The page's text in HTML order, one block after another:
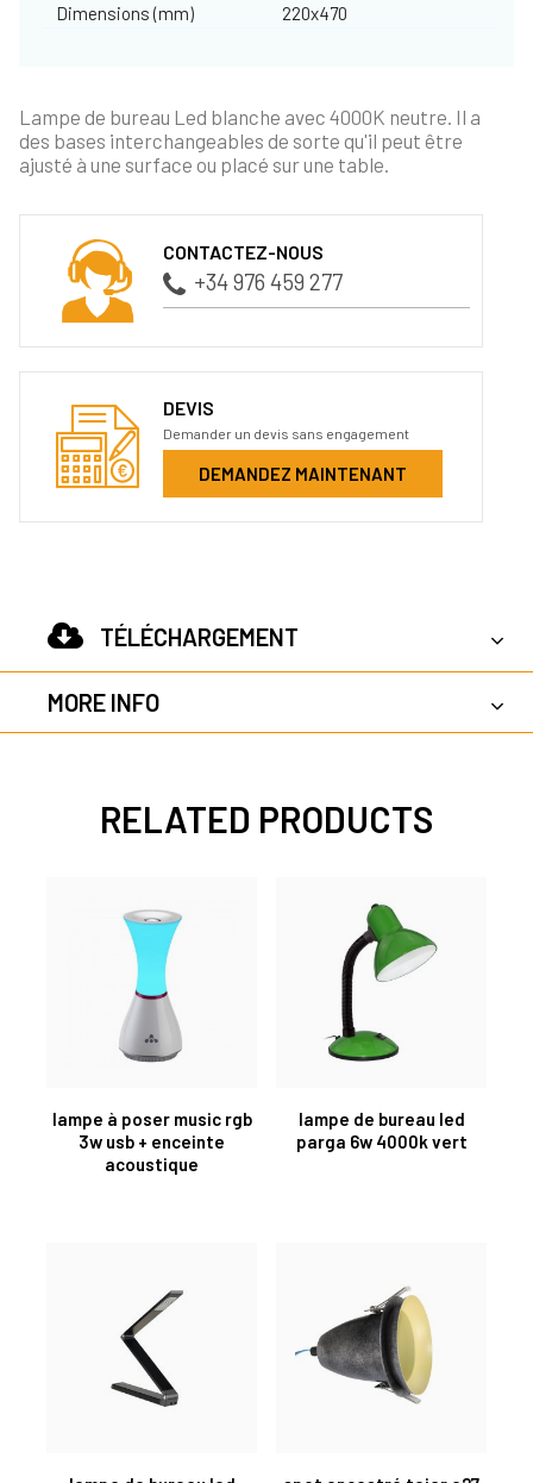
Dimensions (mm)
220x470
Lampe de bureau Led blanche avec 4000K neutre. Il a
des bases interchangeables de sorte qu'il peut être
ajusté à une surface ou placé sur une table.
CONTACTEZ-NOUS
+34 976 459 277
DEVIS
Demander un devis sans engagement
DEMANDEZ MAINTENANT
TÉLÉCHARGEMENT
MORE INFO
RELATED PRODUCTS
lampe à poser music rgb
3w usb + enceinte
acoustique
lampe de bureau led
parga 6w 4000k vert